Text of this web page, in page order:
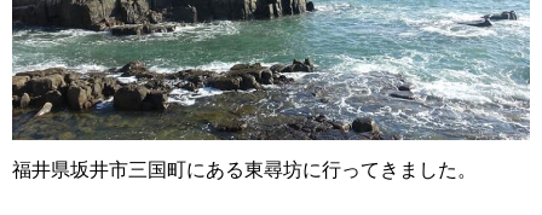
福井県坂井市三国町にある東尋坊に行ってきました。